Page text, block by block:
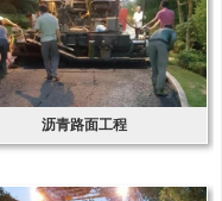
沥青路面工程